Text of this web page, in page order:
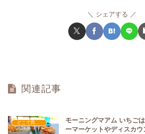
シェアする
関連記事
どこで買える？-お菓子・スイーツ・アイス
モーニングマアム いちご
ーマーケットやディスカ